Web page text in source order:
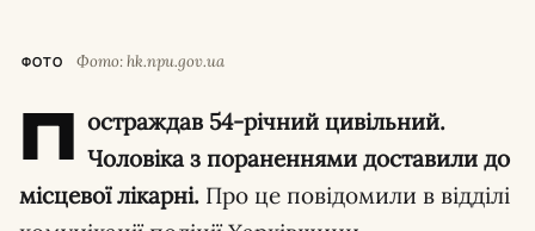
ФОТО Фото: hk.npu.gov.ua
П остраждав 54-річний цивільний.
Чоловіка з пораненнями доставили до
місцевої лікарні. Про це повідомили в відділі